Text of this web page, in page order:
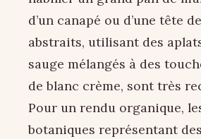
d’un canapé ou d’une tête
abstraits, utilisant des
sauge mélangés à des
de blanc crème, sont très
Pour un rendu organique,
botaniques représentant